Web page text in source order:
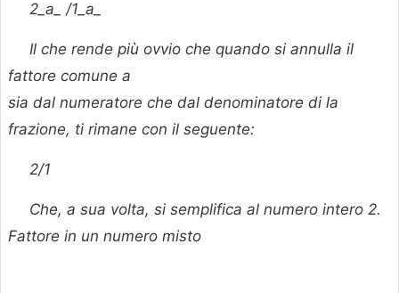
2_a_ /1_a_
Il che rende più ovvio che quando si annulla il
fattore comune a
sia dal numeratore che dal denominatore di la
frazione, ti rimane con il seguente:
2/1
Che, a sua volta, si semplifica al numero intero 2.
Fattore in un numero misto